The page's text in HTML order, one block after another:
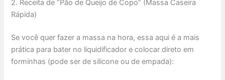
2. Receita de “Pão de Queijo de Copo” (Massa Caseira
Rápida)
Se você quer fazer a massa na hora, essa aqui é a mais
prática para bater no liquidificador e colocar direto em
forminhas (pode ser de silicone ou de empada):